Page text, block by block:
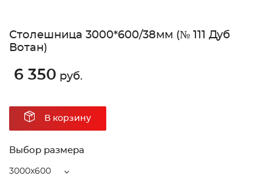
Столешница 3000*600/38мм (№ 111 Дуб
Вотан)
6 350 руб.
В корзину
Выбор размера
3000x600